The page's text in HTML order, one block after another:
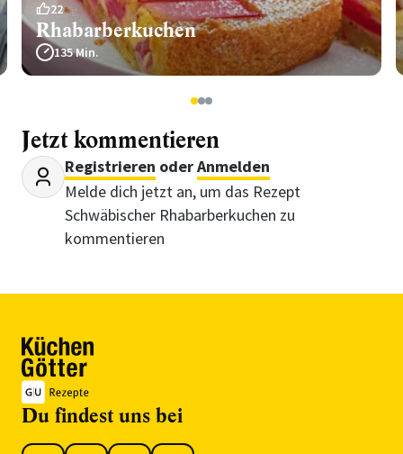
22
Rhabarberkuchen
135 Min.
123
Jetzt kommentieren
Registrieren oderAnmelden
Melde dich jetzt an, um das Rezept
Schwäbischer Rhabarberkuchen zu
kommentieren
Du findest uns bei